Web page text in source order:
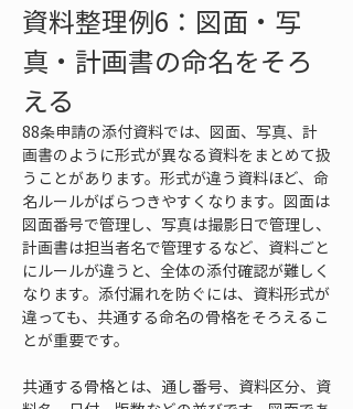
資料整理例6：図面・写
真・計画書の命名をそろ
える
88条申請の添付資料では、図面、写真、計
画書のように形式が異なる資料をまとめて扱
うことがあります。形式が違う資料ほど、命
名ルールがばらつきやすくなります。図面は
図面番号で管理し、写真は撮影日で管理し、
計画書は担当者名で管理するなど、資料ごと
にルールが違うと、全体の添付確認が難しく
なります。添付漏れを防ぐには、資料形式が
違っても、共通する命名の骨格をそろえるこ
とが重要です。
共通する骨格とは、通し番号、資料区分、資